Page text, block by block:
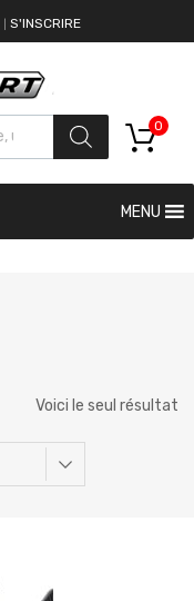
S'INSCRIRE
0
MENU
Voici le seul résultat